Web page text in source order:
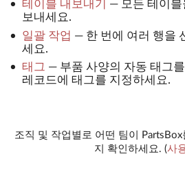
테이블 내보내기
— 모든 테이블
보내세요.
일괄 작업 — 한 번에 여러 행을
세요.
태그 — 부품 사양의 자동 태그
레코드에 태그를 지정하세요.
조직 및 작업별로 어떤 팀이
지 확인하세요. (사